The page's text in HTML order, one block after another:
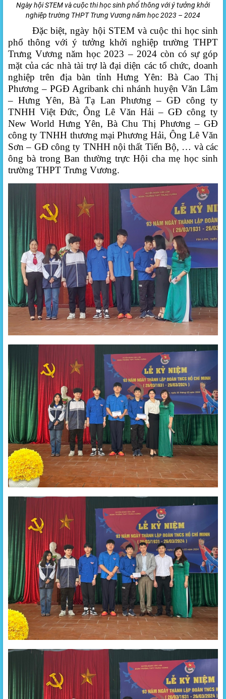
Ngày hội STEM và cuộc thi học sinh phổ thông với ý tưởng khởi
nghiệp trường THPT Trưng Vươngnăm học 2023 – 2024
Đặc biệt, ngày hội STEM và cuộc thi học sinh
phổ thông với ý tưởng khởi nghiệp trường THPT
Trưng Vươngnăm học 2023 – 2024 còn có sự góp
mặt của các nhà tài trợ là đại diện các tổ chức, doanh
nghiệp trên địa bàn tỉnh Hưng Yên: Bà Cao Thị
Phương – PGĐ Agribank chi nhánh huyện Văn Lâm
– Hưng Yên, Bà Tạ Lan Phương – GĐ công ty
TNHH Việt Đức, Ông Lê Văn Hải – GĐ công ty
New World Hưng Yên, Bà Chu Thị Phương – GĐ
công ty TNHH thương mại Phương Hải, Ông Lê Văn
Sơn – GĐ công ty TNHH nội thất Tiến Bộ, … và các
ông bà trong Ban thường trực Hội cha mẹ học sinh
trường THPT Trưng Vương.